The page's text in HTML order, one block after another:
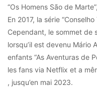
“Os Homens São de
En 2017, la série
Cependant, le sommet de
lorsqu’il est devenu Mário
enfants “As Aventuras de
les fans via Netflix et a
, jusqu’en mai 2023.